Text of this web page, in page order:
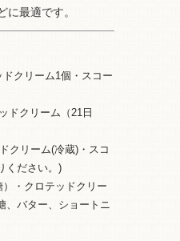
最適です。
クリーム1個・スコー
ドクリーム（21日
クリーム(冷蔵)・スコ
ください。)
・クロテッドクリー
、バター、ショートニ